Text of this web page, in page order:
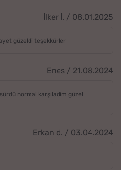
İlker İ. / 08.01.2025
güzeldi teşekkürler
Enes / 21.08.2024
normal karşıladim güzel
Erkan d. / 03.04.2024